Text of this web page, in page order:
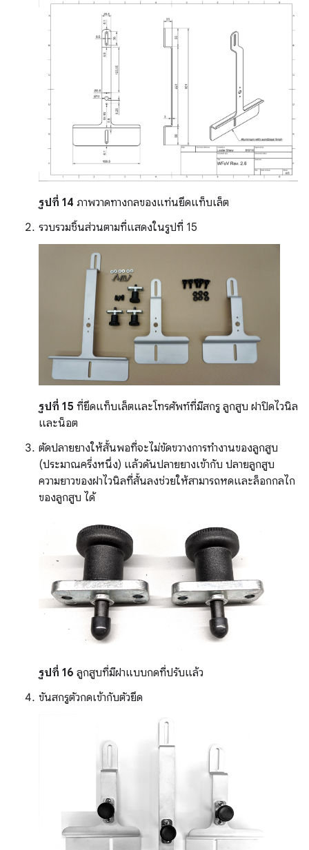
รูปที่ 14 ภาพวาดทางกลของแท่นยึดแท็บเล็ต
รวบรวมชิ้นส่วนตามที่แสดงในรูปที่ 15
รูปที่ 15 ที่ยึดแท็บเล็ตและโทรศัพท์ที่มีสกรู ลูกสูบ ฝาปิดไวนิล
และน็อต
ตัดปลายยางให้สั้นพอที่จะไม่ขัดขวางการทำงานของลูกสูบ
(ประมาณครึ่งหนึ่ง) แล้วดันปลายยางเข้ากับ ปลายลูกสูบ
ความยาวของฝาไวนิลที่สั้นลงช่วยให้สามารถหดและล็อกกลไก
ของลูกสูบ ได้
รูปที่ 16 ลูกสูบที่มีฝาแบบกดที่ปรับแล้ว
ขันสกรูตัวกดเข้ากับตัวยึด